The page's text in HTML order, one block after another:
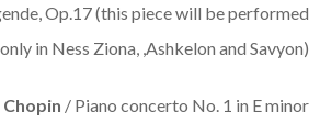
Op.17 (this piece will be performed
only in Ness Ziona, ,Ashkelon and Savyon).
Chopin / Piano concerto No. 1 in E minor